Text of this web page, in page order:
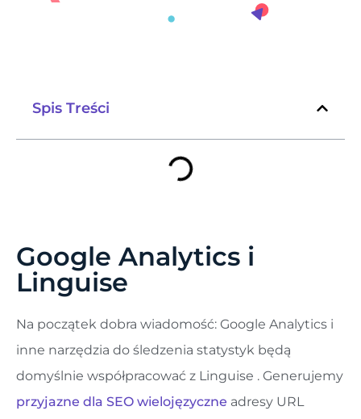
Spis Treści
Google Analytics i
Linguise
Na początek dobra wiadomość: Google Analytics i
inne narzędzia do śledzenia statystyk będą
domyślnie współpracować z Linguise . Generujemy
przyjazne dla SEO wielojęzyczne adresy URL